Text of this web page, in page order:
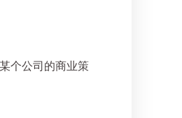
个公司的商业策